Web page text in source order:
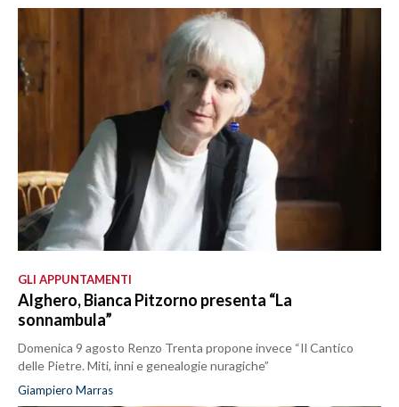
GLI APPUNTAMENTI
Alghero, Bianca Pitzorno presenta “La
sonnambula”
Domenica 9 agosto Renzo Trenta propone invece “Il Cantico
delle Pietre. Miti, inni e genealogie nuragiche”
Giampiero Marras